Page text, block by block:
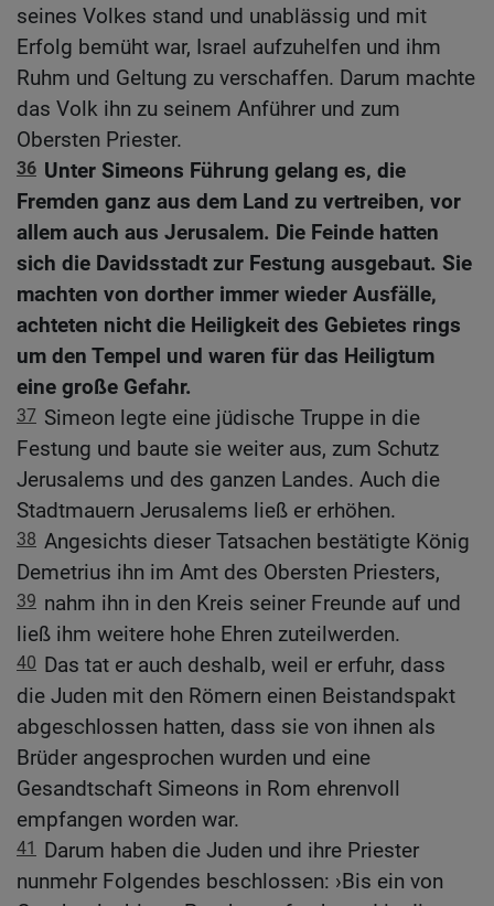
seines Volkes stand und unablässig und mit
Erfolg bemüht war, Israel aufzuhelfen und ihm
Ruhm und Geltung zu verschaffen. Darum machte
das Volk ihn zu seinem Anführer und zum
Obersten Priester.
36 Unter Simeons Führung gelang es, die
Fremden ganz aus dem Land zu vertreiben, vor
allem auch aus Jerusalem. Die Feinde hatten
sich die Davidsstadt zur Festung ausgebaut. Sie
machten von dorther immer wieder Ausfälle,
achteten nicht die Heiligkeit des Gebietes rings
um den Tempel und waren für das Heiligtum
eine große Gefahr.
37 Simeon legte eine jüdische Truppe in die
Festung und baute sie weiter aus, zum Schutz
Jerusalems und des ganzen Landes. Auch die
Stadtmauern Jerusalems ließ er erhöhen.
38 Angesichts dieser Tatsachen bestätigte König
Demetrius ihn im Amt des Obersten Priesters,
39 nahm ihn in den Kreis seiner Freunde auf und
ließ ihm weitere hohe Ehren zuteilwerden.
40 Das tat er auch deshalb, weil er erfuhr, dass
die Juden mit den Römern einen Beistandspakt
abgeschlossen hatten, dass sie von ihnen als
Brüder angesprochen wurden und eine
Gesandtschaft Simeons in Rom ehrenvoll
empfangen worden war.
41 Darum haben die Juden und ihre Priester
nunmehr Folgendes beschlossen: ›Bis ein von